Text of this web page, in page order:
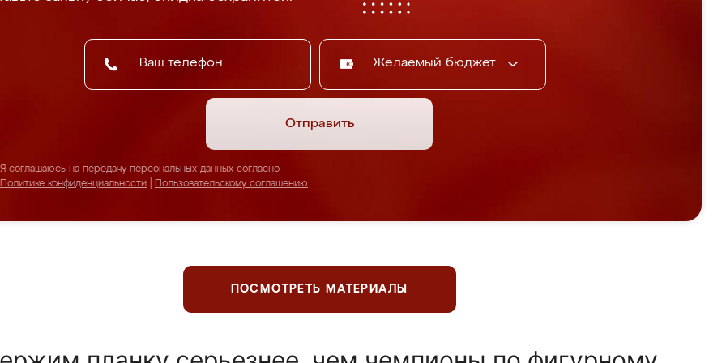
Желаемый бюджет
Отправить
Я соглашаюсь на передачу персональных данных согласно
Политике конфиденциальности
Пользовательскому соглашению
ПОСМОТРЕТЬ МАТЕРИАЛЫ